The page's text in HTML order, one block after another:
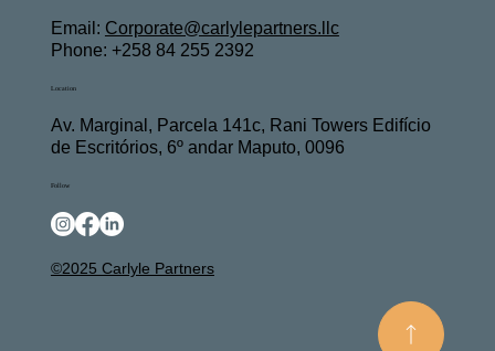
Email: Corporate@carlylepartners.llc
Phone: +258 84 255 2392
Location
Av. Marginal, Parcela 141c, Rani Towers Edifício
de Escritórios, 6º andar Maputo, 0096
Follow
©2025 Carlyle Partners